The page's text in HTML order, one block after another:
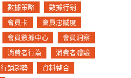
數據策略
數據行銷
會員卡
會員忠誠度
會員數據中心
會員洞察
消費者行為
消費者體驗
行銷趨勢
資料整合